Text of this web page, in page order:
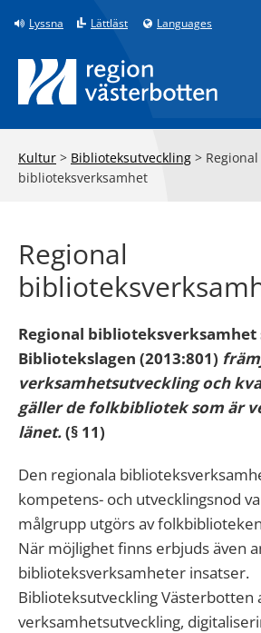
Till innehåll på sidan
Lyssna Lättläst Languages
Kultur > Biblioteksutveckling > Regional
biblioteksverksamhet
Regional
Regional biblioteksverksamhet
Bibliotekslagen (2013:801)
verksamhetsutveckling och
gäller de folkbibliotek som är
länet.(§ 11)
Den regionala
kompetens- och utvecklingsnod
målgrupp utgörs av
När möjlighet finns erbjuds även
biblioteksverksamheter insatser.
Biblioteksutveckling Västerbotten
verksamhetsutveckling,